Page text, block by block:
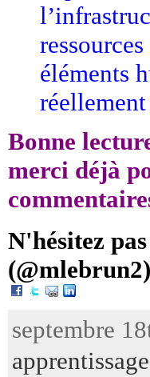
éléments
Bonne
merci déjà
N'hésitez
septembre
apprentissage